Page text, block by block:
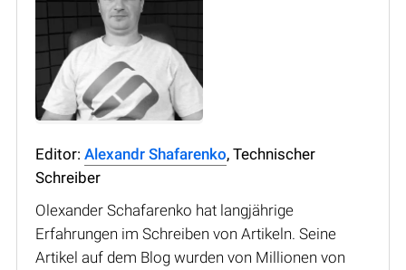
Editor: Alexandr Shafarenko, Technischer
Schreiber
Olexander Schafarenko hat langjährige
Erfahrungen im Schreiben von Artikeln. Seine
Artikel auf dem Blog wurden von Millionen von